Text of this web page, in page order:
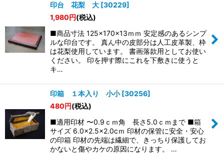
印台 花梨 大 [30229]
1,980円(税込)
■商品寸法 125×170×13ｍｍ 安定感のあるシンプ
ルな印台です。 真ん中の皮部分は人工皮革製、枠
は花梨使用しています。 書画落款用としてお使い
ください。 印を押す際にこれを下敷きに使うと
キ…
印箱 １本入り 小小 [30256]
480円(税込)
■適用印材 〜0.9ｃｍ角 長さ5.0ｃｍまで ■箱
サイズ 6.0×2.5×2.0cｍ 印材の保管に安全・安心
の印箱 印材の先端は繊細で、きっちり保護してお
かないと傷やカケの原因になります。 …